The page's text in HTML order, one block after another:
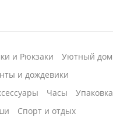
и Рюкзаки
Уютный дом
и дождевики
Часы
Упаковка
Спорт и отдых